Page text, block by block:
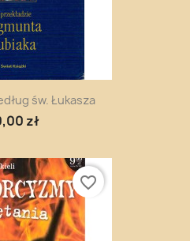
św. Łukasza
zł
favorite_border